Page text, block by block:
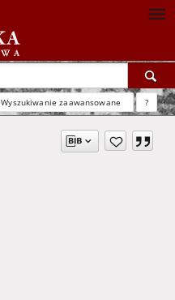
Wyszukiwanie zaawansowane ?